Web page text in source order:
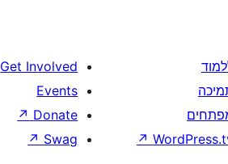
↗
Get Involved
Events
Donate
↗
Swag
↗